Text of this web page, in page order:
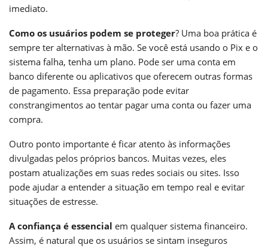
imediato.
Como os usuários podem se proteger? Uma boa prática é
sempre ter alternativas à mão. Se você está usando o Pix e o
sistema falha, tenha um plano. Pode ser uma conta em
banco diferente ou aplicativos que oferecem outras formas
de pagamento. Essa preparação pode evitar
constrangimentos ao tentar pagar uma conta ou fazer uma
compra.
Outro ponto importante é ficar atento às informações
divulgadas pelos próprios bancos. Muitas vezes, eles
postam atualizações em suas redes sociais ou sites. Isso
pode ajudar a entender a situação em tempo real e evitar
situações de estresse.
A confiança é essencial em qualquer sistema financeiro.
Assim, é natural que os usuários se sintam inseguros